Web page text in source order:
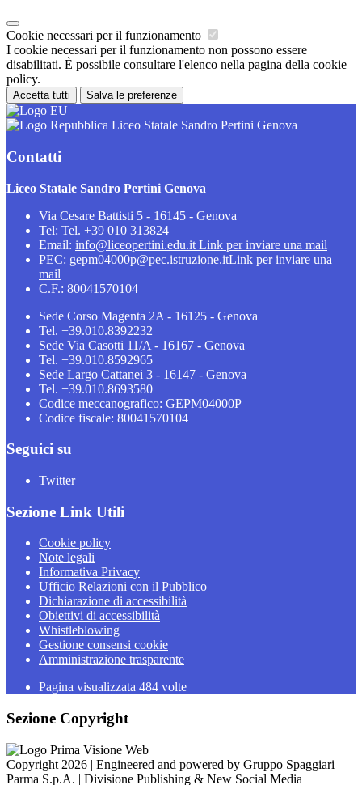
Cookie necessari per il funzionamento
I cookie necessari per il funzionamento non possono essere
disabilitati. È possibile consultare l'elenco nella pagina della cookie
policy.
Accetta tutti Salva le preferenze
Liceo Statale Sandro Pertini Genova
Contatti
Liceo Statale Sandro Pertini Genova
Via Cesare Battisti 5 - 16145 - Genova
Tel: Tel. +39 010 313824
Email: info@liceopertini.edu.it Link per inviare una mail
PEC: gepm04000p@pec.istruzione.itLink per inviare una
mail
C.F.: 80041570104
Sede Corso Magenta 2A - 16125 - Genova
Tel. +39.010.8392232
Sede Via Casotti 11/A - 16167 - Genova
Tel. +39.010.8592965
Sede Largo Cattanei 3 - 16147 - Genova
Tel. +39.010.8693580
Codice meccanografico: GEPM04000P
Codice fiscale: 80041570104
Seguici su
Twitter
Sezione Link Utili
Cookie policy
Note legali
Informativa Privacy
Ufficio Relazioni con il Pubblico
Dichiarazione di accessibilità
Obiettivi di accessibilità
Whistleblowing
Gestione consensi cookie
Amministrazione trasparente
Pagina visualizzata 484 volte
Sezione Copyright
Copyright 2026 | Engineered and powered by Gruppo Spaggiari
Parma S.p.A. | Divisione Publishing & New Social Media